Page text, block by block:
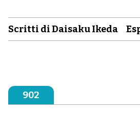
Scritti di Daisaku Ikeda
902